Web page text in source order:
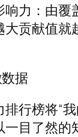
力：由
贡献值就
行榜将“
目了然